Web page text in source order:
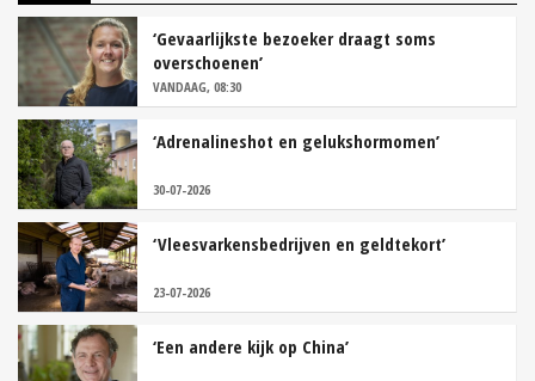
‘Gevaarlijkste bezoeker draagt soms
overschoenen’
VANDAAG, 08:30
‘Adrenalineshot en gelukshormomen’
30-07-2026
‘Vleesvarkensbedrijven en geldtekort’
23-07-2026
‘Een andere kijk op China’